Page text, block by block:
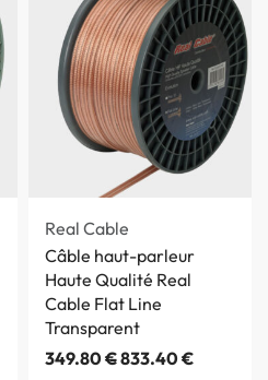
Real Cable
Câble haut-parleur
Haute Qualité Real
Cable Flat Line
Transparent
349.80€833.40€